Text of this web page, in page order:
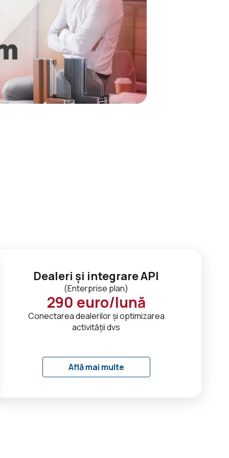
Dealeri și integrare API
(Enterprise plan)
290 euro/lună
Conectarea dealerilor și optimizarea
activității dvs
Află mai multe